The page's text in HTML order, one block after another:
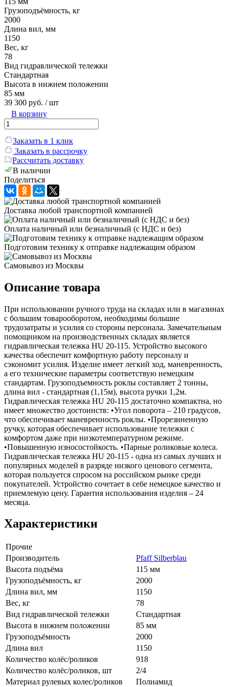
Грузоподъёмность, кг
2000
Длина вил, мм
1150
Вес, кг
78
Вид гидравлической тележки
Стандартная
Высота в нижнем положении
85 мм
39 300 руб. / шт
В корзину
Заказать в 1 клик
Заказать в рассрочку
Рассчитать доставку
В наличии
Поделиться
Доставка любой транспортной компанией
Оплата наличный или безналичный (с НДС и без)
Подготовим технику к отправке надлежащим образом
Самовывоз из Москвы
Описание товара
При использовании ручного труда на складах или в магазинах
с большим товарооборотом, необходимы большие
трудозатраты и усилия со стороны персонала. Замечательным
помощником на производственных складах является
гидравлическая тележка HU 20-115. Устройство высокого
качества обеспечит комфортную работу персоналу и
сэкономит усилия. Изделие имеет легкий ход, маневренность,
а его технические параметры соответствую немецким
стандартам. Грузоподъемность роклы составляет 2 тонны,
длина вил - стандартная (1,15м), высота ручки 1,2м.
Гидравлическая тележка HU 20-115 достаточно компактна, но
имеет множество достоинств: •Угол поворота – 210 градусов,
что обеспечивает маневренность роклы. •Прорезиненную
ручку, которая обеспечивает использование тележки с
комфортом даже при низкотемпературном режиме.
•Повышенную износостойкость. •Парные роликовые колеса.
Гидравлическая тележка HU 20-115 - одна из самых лучших и
популярных моделей в разряде низкого ценового сегмента,
которая пользуется спросом на российском рынке среди
покупателей. Устройство сочетает в себе немецкое качество и
приемлемую цену. Гарантия использования изделия – 24
месяца.
Характеристики
Прочие
Производитель
Pfaff Silberblau
Высота подъёма
115 мм
Грузоподъёмность, кг
2000
Длина вил, мм
1150
Вес, кг
78
Вид гидравлической тележки
Стандартная
Высота в нижнем положении
85 мм
Грузоподъёмность
2000
Длина вил
1150
Количество колёс/роликов
918
Количество колёс/роликов, шт
2/4
Материал рулевых колес/роликов
Полиамид